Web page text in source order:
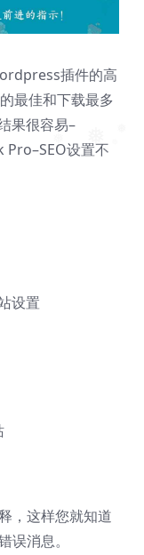
❅
❅
❅
插件的高
最佳和下载最多
果很容易–
设置不
设置
，这样您就知道
消息。